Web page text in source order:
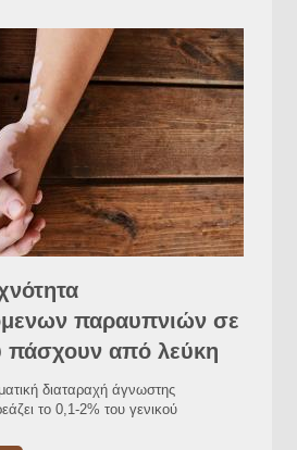
παραυπνιών σε
πάσχουν από λεύκη
διαταραχή άγνωστης
το 0,1-2% του γενικού